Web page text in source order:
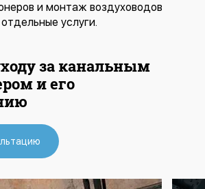
и монтаж воздуховодов
услуги.
за канальным
и его